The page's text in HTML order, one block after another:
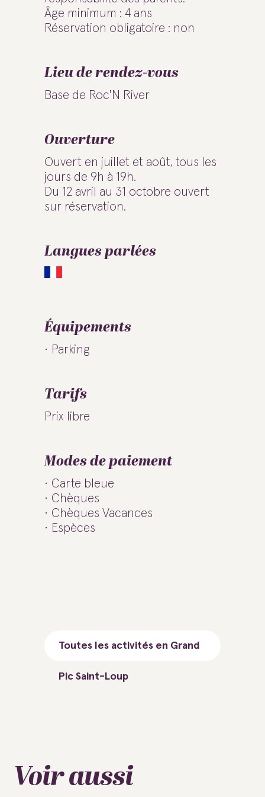
Âge minimum : 4 ans
Réservation obligatoire : non
Lieu de rendez-vous
Base de Roc'N River
Ouverture
Ouvert en juillet et août, tous les
jours de 9h à 19h.
Du 12 avril au 31 octobre ouvert
sur réservation.
Langues parlées
Équipements
Parking
Tarifs
Prix libre
Modes de paiement
Carte bleue
Chèques
Chèques Vacances
Espèces
Toutes les activités en Grand
Pic Saint-Loup
Voir aussi